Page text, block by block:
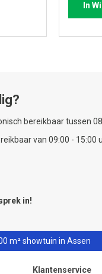
In
bereikbaar tussen
van 09:00 - 15:00
in!
m² showtuin in Assen
Klantenservice